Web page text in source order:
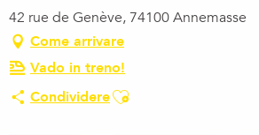
42 rue de Genève, 74100 Annemasse
Come arrivare
Vado in treno!
CondividereAjouter aux favoris